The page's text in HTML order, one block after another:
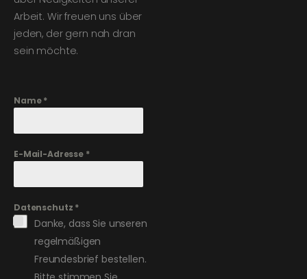
Arbeit. Wir freuen uns über
jeden, der gern nah dran
sein möchte.
Name*
E-Mail-Adresse *
Datenschutz *
Danke, dass Sie unseren
regelmäßigen
Freundesbrief bestellen.